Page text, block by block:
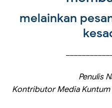
melainkan
Penulis
Kontributor Media Kuntum